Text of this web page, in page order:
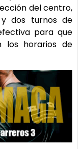
del centro,
dos turnos de
para que
los horarios de